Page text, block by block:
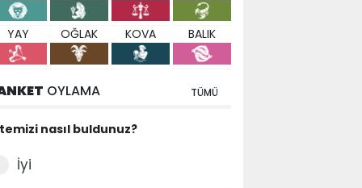
YAY OĞLAK KOVA BALIK
OYLAMA TÜMÜ
nasıl buldunuz?
İyi